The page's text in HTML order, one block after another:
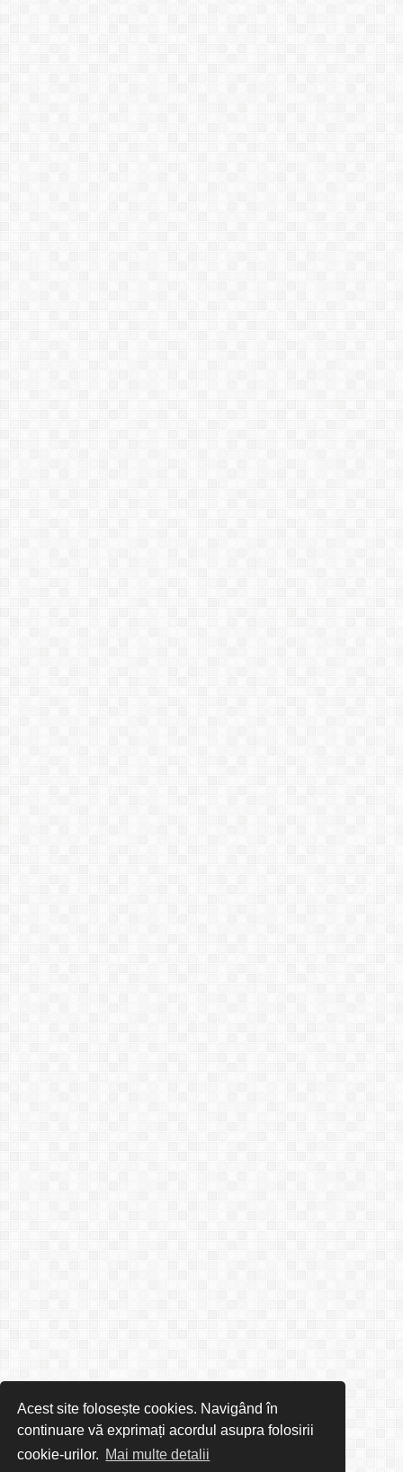
Acest site folosește cookies. Navigând în
continuare vă exprimați acordul asupra folosirii
cookie-urilor. Mai multe detalii